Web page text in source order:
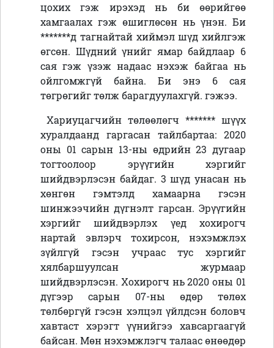
цохих гэж ирэхэд нь би өөрийгөө
хамгаалах гэж өшиглөсөн нь үнэн. Би
*******д тагнайтай хиймэл шүд хийлгэж
өгсөн. Шүдний үнийг ямар байдлаар 6
сая гэж үзэж надаас нэхэж байгаа нь
ойлгомжгүй байна. Би энэ 6 сая
төгрөгийг төлж барагдуулахгүй. гэжээ.
Хариуцагчийн төлөөлөгч ******* шүүх
хуралдаанд гаргасан тайлбартаа: 2020
оны 01 сарын 13-ны өдрийн 23 дугаар
тогтоолоор эрүүгийн хэргийг
шийдвэрлэсэн байдаг. 3 шүд унасан нь
хөнгөн гэмтэлд хамаарна гэсэн
шинжээчийн дүгнэлт гарсан. Эрүүгийн
хэргийг шийдвэрлэх үед хохирогч
нартай эвлэрч тохирсон, нэхэмжлэх
зүйлгүй гэсэн учраас тус хэргийг
хялбаршуулсан журмаар
шийдвэрлэсэн. Хохирогч нь 2020 оны 01
дүгээр сарын 07-ны өдөр төлөх
төлбөргүй гэсэн хэлцэл үйлдсэн боловч
хавтаст хэрэгт үүнийгээ хавсаргаагүй
байсан. Мөн нэхэмжлэгч талаас өнөөдөр